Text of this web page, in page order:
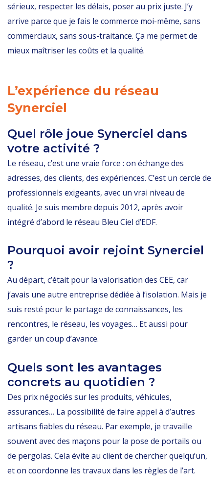
sérieux, respecter les délais, poser au prix juste. J’y
arrive parce que je fais le commerce moi-même, sans
commerciaux, sans sous-traitance. Ça me permet de
mieux maîtriser les coûts et la qualité.
L’expérience du réseau
Synerciel
Quel rôle joue Synerciel dans
votre activité ?
Le réseau, c’est une vraie force : on échange des
adresses, des clients, des expériences. C’est un cercle de
professionnels exigeants, avec un vrai niveau de
qualité. Je suis membre depuis 2012, après avoir
intégré d’abord le réseau Bleu Ciel d’EDF.
Pourquoi avoir rejoint Synerciel
?
Au départ, c’était pour la valorisation des CEE, car
j’avais une autre entreprise dédiée à l’isolation. Mais je
suis resté pour le partage de connaissances, les
rencontres, le réseau, les voyages… Et aussi pour
garder un coup d’avance.
Quels sont les avantages
concrets au quotidien ?
Des prix négociés sur les produits, véhicules,
assurances… La possibilité de faire appel à d’autres
artisans fiables du réseau. Par exemple, je travaille
souvent avec des maçons pour la pose de portails ou
de pergolas. Cela évite au client de chercher quelqu’un,
et on coordonne les travaux dans les règles de l’art.